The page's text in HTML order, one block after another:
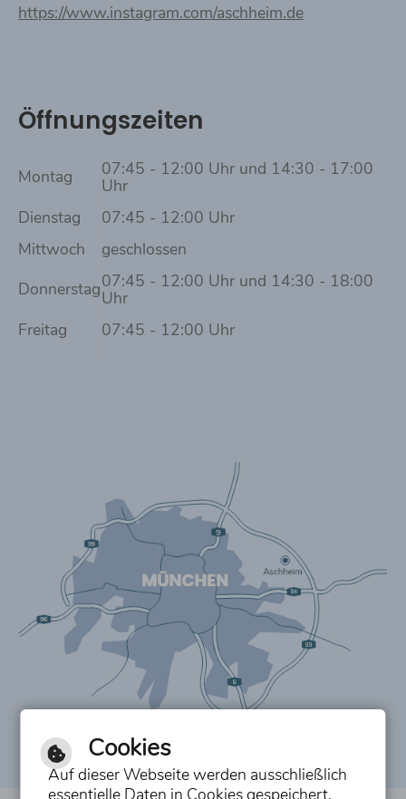
https://www.instagram.com/aschheim.de
Öffnungszeiten
Montag 07:45 - 12:00 Uhr und 14:30 - 17:00
Uhr
Dienstag
07:45 - 12:00 Uhr
Mittwoch
geschlossen
Donnerstag07:45 - 12:00 Uhr und 14:30 - 18:00
Uhr
Freitag
07:45 - 12:00 Uhr
Cookies
Auf dieser Webseite werden ausschließlich